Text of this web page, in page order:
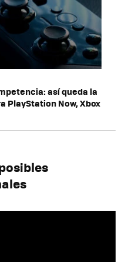
así queda la
PlayStation Now, Xbox